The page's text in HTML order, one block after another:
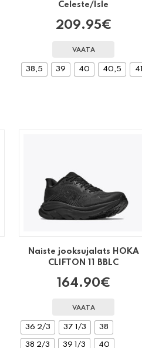
Celeste/Isle
209.95€
VAATA
38,5 39 40 40,5 41
Naiste jooksujalats HOKA
CLIFTON 11 BBLC
164.90€
VAATA
36 2/3 37 1/3 38
38 2/3 39 1/3 40